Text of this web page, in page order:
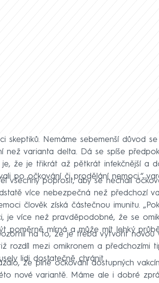
skeptiků. Nemáme sebemenší důvod
než varianta delta. Dá se spíše
je, že je třikrát až pětkrát infekčnější a
po očkování či prodělání nemoci,“
všechny poprosit, aby se nechali
více nebezpečná než předchozí
člověk získá částečnou imunitu.
je více než pravděpodobné, že se
poměrně mírná a může mít lehký
na to, že je třeba vytvořit novou
rozdíl mezi omikronem a předchozími
lidi dostatečně chránit.
že plné očkování dostupných
nové variantě. Máme ale i dobré